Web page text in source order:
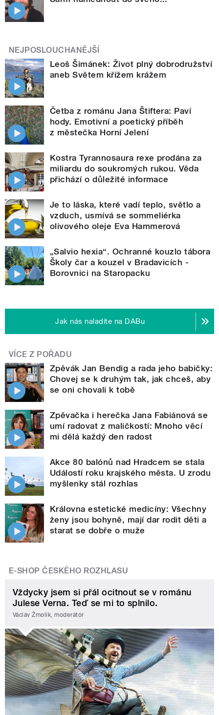
NEJPOSLOUCHANĚJŠÍ
Leoš Šimánek: Život plný dobrodružství
aneb Světem křížem krážem
Četba z románu Jana Štiftera: Paví
hody. Emotivní a poetický příběh
z městečka Horní Jelení
Kostra Tyrannosaura rexe prodána za
miliardu do soukromých rukou. Věda
přichází o důležité informace
Je to láska, které vadí teplo, světlo a
vzduch, usmívá se sommeliérka
olivového oleje Eva Hammerová
„Salvio hexia“. Ochranné kouzlo tábora
Školy čar a kouzel v Bradavicích -
Borovnici na Staropacku
Jak nás naladíte na DABu
VÍCE Z POŘADU
Zpěvák Jan Bendig a rada jeho babičky:
Chovej se k druhým tak, jak chceš, aby
se oni chovali k tobě
Zpěvačka i herečka Jana Fabiánová se
umí radovat z maličkostí: Mnoho věcí
mi dělá každý den radost
Akce 80 balónů nad Hradcem se stala
Událostí roku krajského města. U zrodu
myšlenky stál rozhlas
Královna estetické medicíny: Všechny
ženy jsou bohyně, mají dar rodit děti a
starat se dobře o muže
E-SHOP ČESKÉHO ROZHLASU
Vždycky jsem si přál ocitnout se v románu
Julese Verna. Teď se mi to splnilo.
Václav Žmolík, moderátor